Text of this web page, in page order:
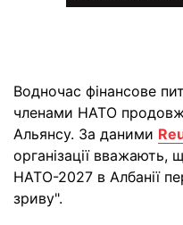
Водночас фінансове
членами НАТО
Альянсу. За даними
організації вважають,
НАТО-2027 в Албанії
зриву".